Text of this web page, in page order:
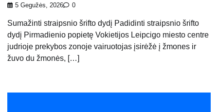
5 Gegužės, 2026 0
Sumažinti straipsnio šrifto dydį Padidinti straipsnio šrifto
dydį Pirmadienio popietę Vokietijos Leipcigo miesto centre
judrioje prekybos zonoje vairuotojas įsirėžė į žmones ir
žuvo du žmonės, […]